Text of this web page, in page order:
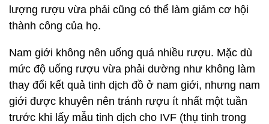
lượng rượu vừa phải cũng có thể làm giảm cơ hội
thành công của họ.
Nam giới không nên uống quá nhiều rượu. Mặc dù
mức độ uống rượu vừa phải dường như không làm
thay đổi kết quả tinh dịch đồ ở nam giới, nhưng nam
giới được khuyên nên tránh rượu ít nhất một tuần
trước khi lấy mẫu tinh dịch cho IVF (thụ tinh trong